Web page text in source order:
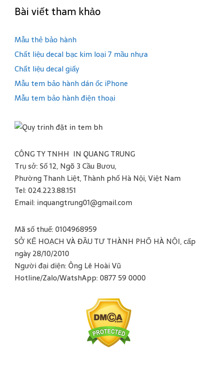
Bài viết tham khảo
Mẫu thẻ bảo hành
Chất liệu decal bạc kim loại 7 mầu nhựa
Chất liệu decal giấy
Mẫu tem bảo hành dán ốc iPhone
Mẫu tem bảo hành điện thoại
CÔNG TY TNHH IN QUANG TRUNG
Trụ sở: Số 12, Ngõ 3 Cầu Bươu,
Phường Thanh Liệt, Thành phố Hà Nội, Việt Nam
Tel: 024.223.88.151
Email: inquangtrung01@gmail.com
Mã số thuế: 0104968959
SỞ KẾ HOẠCH VÀ ĐẦU TƯ THÀNH PHỐ HÀ NỘI, cấp
ngày 28/10/2010
Người đại diện: Ông Lê Hoài Vũ
Hotline/Zalo/WatshApp: 0877 59 0000